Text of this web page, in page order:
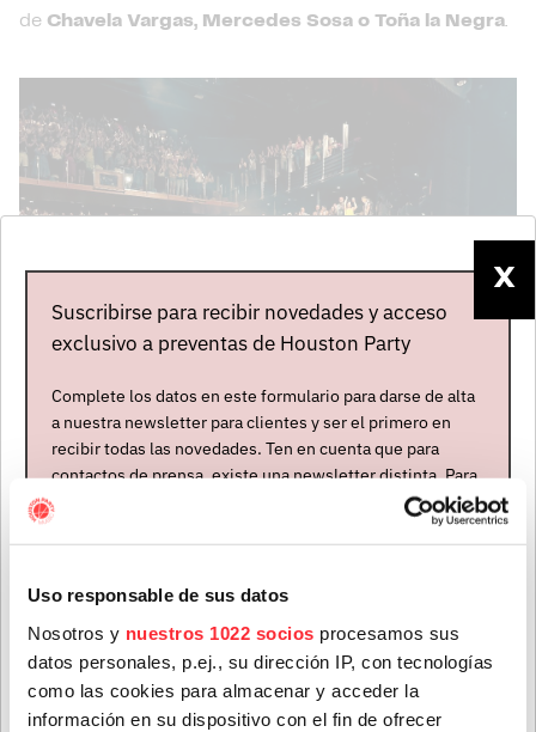
Uso responsable de sus datos
Nosotros y nuestros 1022 socios procesamos sus
datos personales, p.ej., su dirección IP, con tecnologías
como las cookies para almacenar y acceder la
información en su dispositivo con el fin de ofrecer
de Chavela Vargas, Mercedes Sosa o Toña la Negra.
X
Suscribirse para recibir novedades y acceso
exclusivo a preventas de Houston Party
Complete los datos en este formulario para darse de alta
a nuestra newsletter para clientes y ser el primero en
recibir todas las novedades. Ten en cuenta que para
contactos de prensa, existe una newsletter distinta. Para
formar parte de ella, envíanos un mensaje a
Apellidos